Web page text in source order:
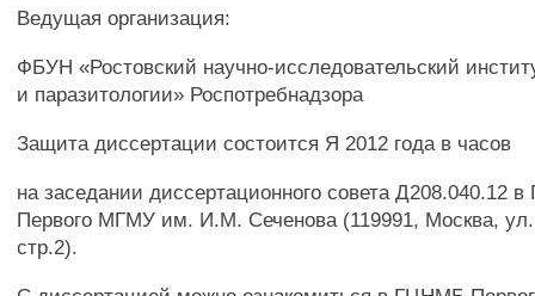
Ведущая организация:
ФБУН «Ростовский научно-исследовательский
и паразитологии» Роспотребнадзора
Защита диссертации состоится Я 2012 года в часов
на заседании диссертационного совета Д208.040.12
Первого МГМУ им. И.М. Сеченова (119991, Москва,
стр.2).